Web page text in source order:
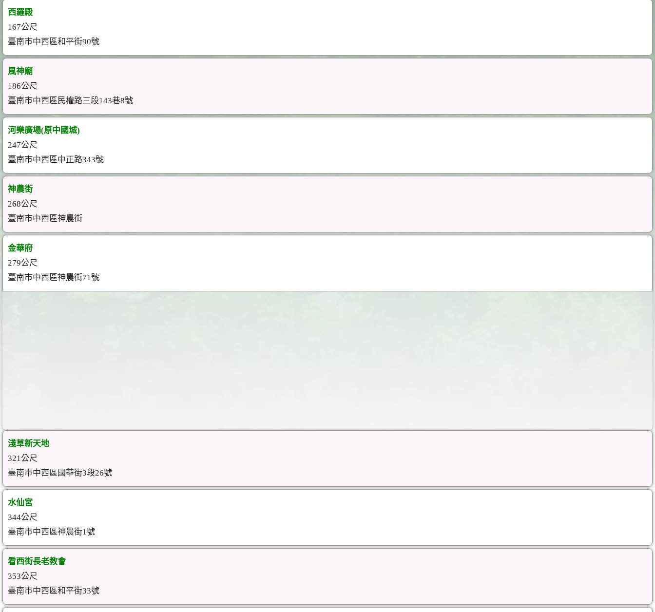
西羅殿
167公尺
臺南市中西區和平街90號
風神廟
186公尺
臺南市中西區民權路三段143巷8號
河樂廣場(原中國城)
247公尺
臺南市中西區中正路343號
神農街
268公尺
臺南市中西區神農街
金華府
279公尺
臺南市中西區神農街71號
淺草新天地
321公尺
臺南市中西區國華街3段26號
水仙宮
344公尺
臺南市中西區神農街1號
看西街長老教會
353公尺
臺南市中西區和平街33號